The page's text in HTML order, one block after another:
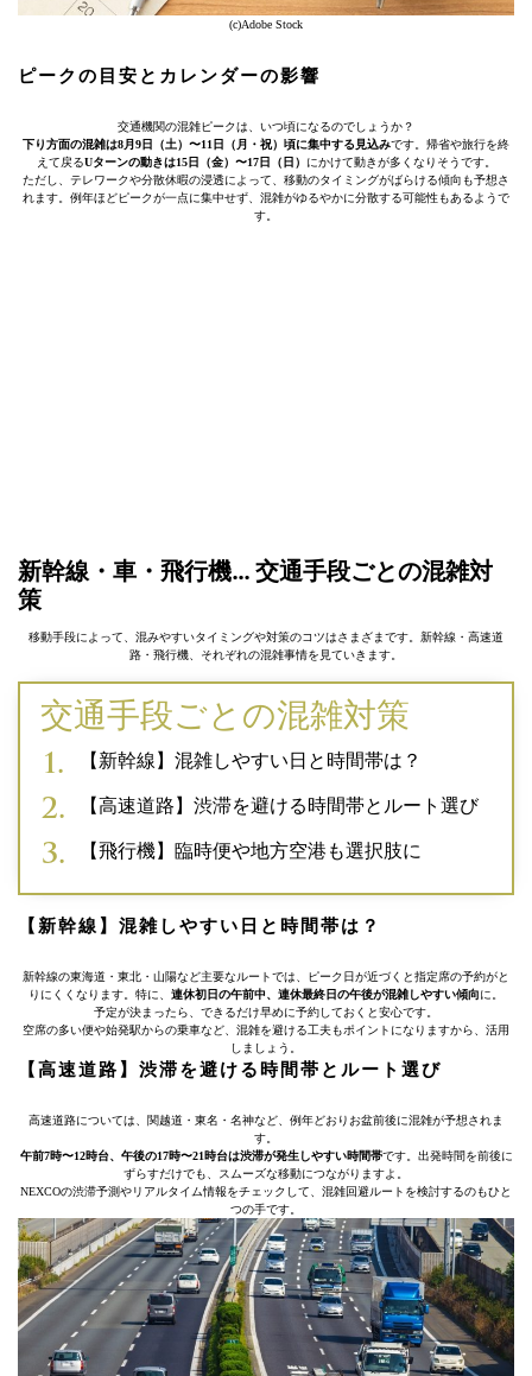
(c)Adobe Stock
ピークの目安とカレンダーの影響
交通機関の混雑ピークは、いつ頃になるのでしょうか？
下り方面の混雑は8月9日（土）〜11日（月・祝）頃に集中する見込みです。帰省や旅行を終
えて戻るUターンの動きは15日（金）〜17日（日）
にかけて動きが多くなりそうです。
ただし、テレワークや分散休暇の浸透によって、移動のタイミングがばらける傾向も予想さ
れます。例年ほどピークが一点に集中せず、混雑がゆるやかに分散する可能性もあるようで
す。
新幹線・車・飛行機… 交通手段ごとの混雑対
策
移動手段によって、混みやすいタイミングや対策のコツはさまざまです。新幹線・高速道
路・飛行機、それぞれの混雑事情を見ていきます。
交通手段ごとの混雑対策
【新幹線】混雑しやすい日と時間帯は？
【高速道路】渋滞を避ける時間帯とルート選び
【飛行機】臨時便や地方空港も選択肢に
【新幹線】混雑しやすい日と時間帯は？
新幹線の東海道・東北・山陽など主要なルートでは、ピーク日が近づくと指定席の予約がと
りにくくなります。特に、 連休初日の午前中、連休最終日の午後が混雑しやすい傾向に。
予定が決まったら、できるだけ早めに予約しておくと安心です。
空席の多い便や始発駅からの乗車など、混雑を避ける工夫もポイントになりますから、活用
しましょう。
【高速道路】渋滞を避ける時間帯とルート選び
高速道路については、関越道・東名・名神など、例年どおりお盆前後に混雑が予想されま
す。
午前7時〜12時台、午後の17時〜21時台は渋滞が発生しやすい時間帯です。出発時間を前後に
ずらすだけでも、スムーズな移動につながりますよ。
NEXCOの渋滞予測やリアルタイム情報をチェックして、混雑回避ルートを検討するのもひと
つの手です。